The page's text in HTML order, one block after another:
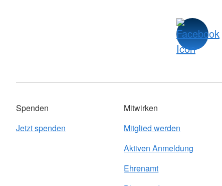
Spenden
Jetzt spenden
Mitwirken
Mitglied werden
Aktiven Anmeldung
Ehrenamt